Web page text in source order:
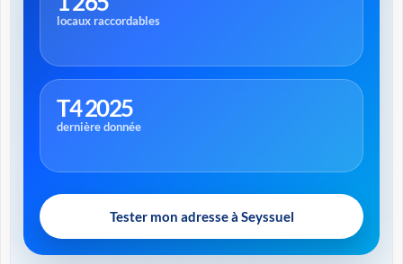
locaux raccordables
T4 2025
dernière donnée
Tester mon adresse à Seyssuel